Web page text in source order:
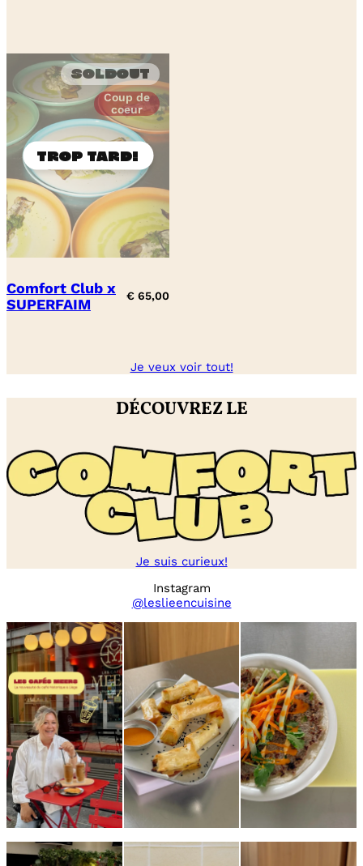
Soldout
Coup de
coeur
Comfort Club x
SUPERFAIM
€ 65,00
Je veux voir tout!
DÉCOUVREZ LE
Je suis curieux!
Instagram
@leslieencuisine